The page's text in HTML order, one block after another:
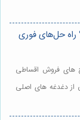
حل‌های فوری
های فروش اقساطی
از دغدغه های اصلی